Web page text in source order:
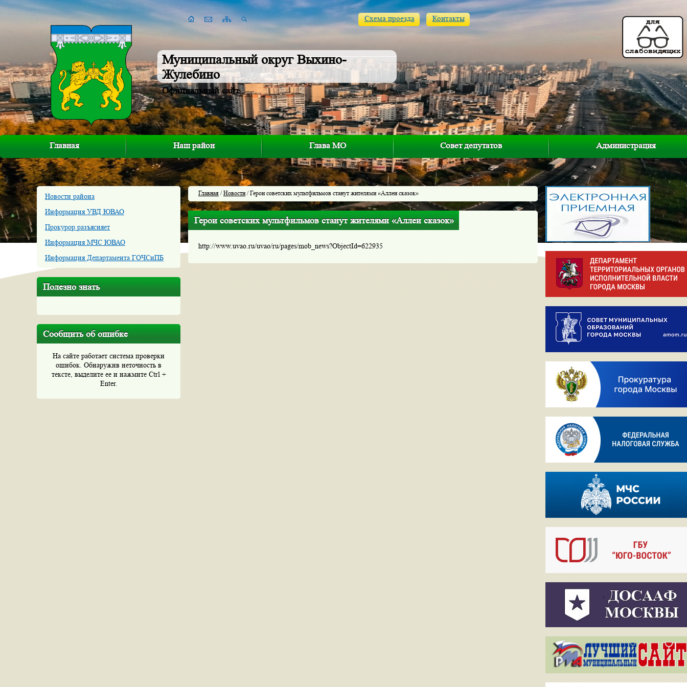
Муниципальный округ Выхино-
Жулебино
Официальный сайт
Схема проезда Контакты
Главная Наш район Глава МО Совет депутатов Администрация
Новости района
Информация УВД ЮВАО
Прокурор разъясняет
Информация МЧС ЮВАО
Информация Департамента ГОЧСиПБ
Полезно знать
Сообщить об ошибке
На сайте работает система проверки
ошибок. Обнаружив неточность в
тексте, выделите ее и нажмите Ctrl +
Enter.
Главная /Новости/ Герои советских мультфильмов станут жителями «Аллеи сказок»
Герои советских мультфильмов станут жителями «Аллеи сказок»
http://www.uvao.ru/uvao/ru/pages/mob_news?ObjectId=622935